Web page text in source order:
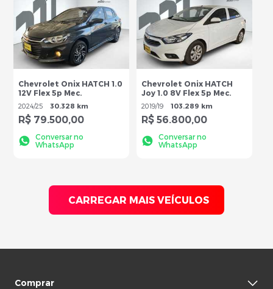
Chevrolet Onix HATCH 1.0
12V Flex 5p Mec.
2024/25 30.328 km
R$ 79.500,00
Conversar no
WhatsApp
Chevrolet Onix HATCH
Joy 1.0 8V Flex 5p Mec.
2019/19 103.289 km
R$ 56.800,00
Conversar no
WhatsApp
CARREGAR MAIS VEÍCULOS
Comprar